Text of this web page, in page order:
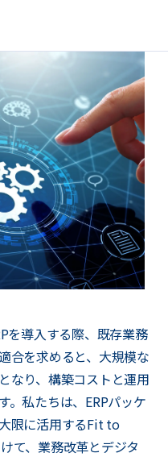
を導入する際、既存業務
合を求めると、大規模な
なり、構築コストと運用
。私たちは、ERPパッケ
限に活用するFit to
て、業務改革とデジタ